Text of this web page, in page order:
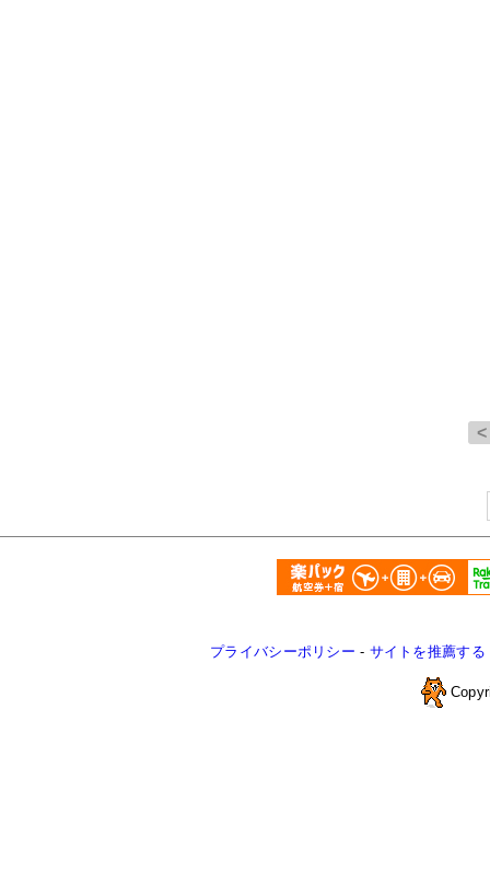
プライバシーポリシー - サイトを推薦する